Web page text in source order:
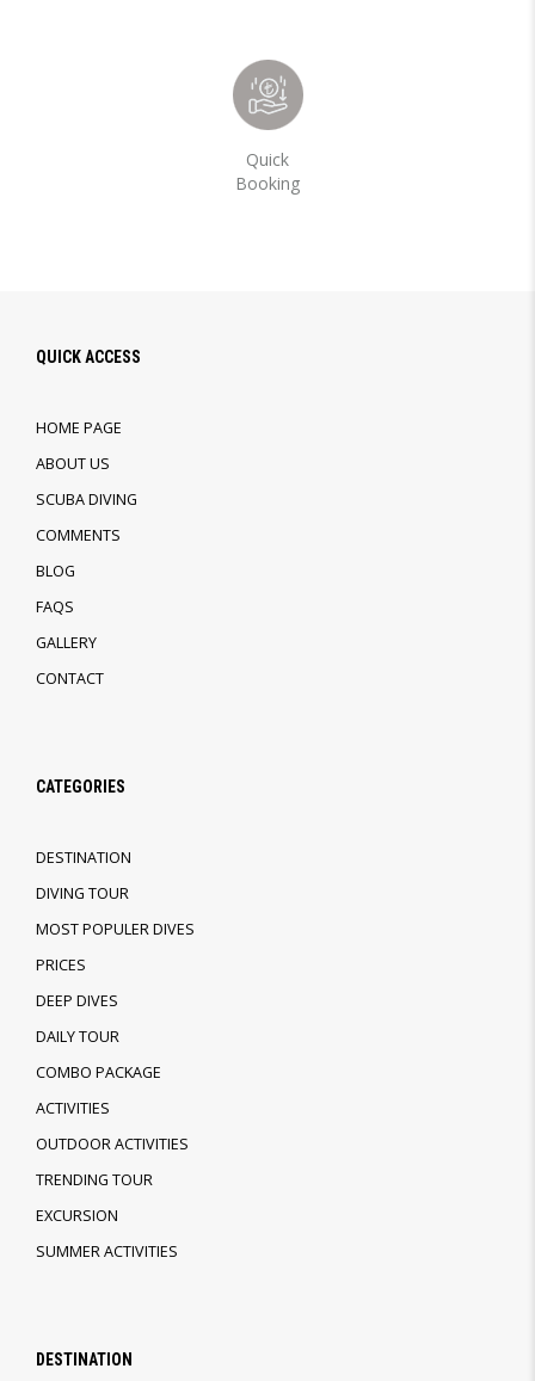
Quick
Booking
QUICK ACCESS
HOME PAGE
ABOUT US
SCUBA DIVING
COMMENTS
BLOG
FAQS
GALLERY
CONTACT
CATEGORIES
DESTINATION
DIVING TOUR
MOST POPULER DIVES
PRICES
DEEP DIVES
DAILY TOUR
COMBO PACKAGE
ACTIVITIES
OUTDOOR ACTIVITIES
TRENDING TOUR
EXCURSION
SUMMER ACTIVITIES
DESTINATION